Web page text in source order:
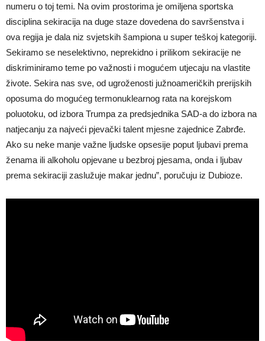
numeru o toj temi. Na ovim prostorima je omiljena sportska
disciplina sekiracija na duge staze dovedena do savršenstva i
ova regija je dala niz svjetskih šampiona u super teškoj kategoriji.
Sekiramo se neselektivno, neprekidno i prilikom sekiracije ne
diskriminiramo teme po važnosti i mogućem utjecaju na vlastite
živote. Sekira nas sve, od ugroženosti južnoameričkih prerijskih
oposuma do mogućeg termonuklearnog rata na korejskom
poluotoku, od izbora Trumpa za predsjednika SAD-a do izbora na
natjecanju za najveći pjevački talent mjesne zajednice Zabrđe.
Ako su neke manje važne ljudske opsesije poput ljubavi prema
ženama ili alkoholu opjevane u bezbroj pjesama, onda i ljubav
prema sekiraciji zaslužuje makar jednu”, poručuju iz Dubioze.